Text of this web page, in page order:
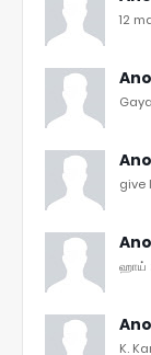
12
give
ஹாய்
K.